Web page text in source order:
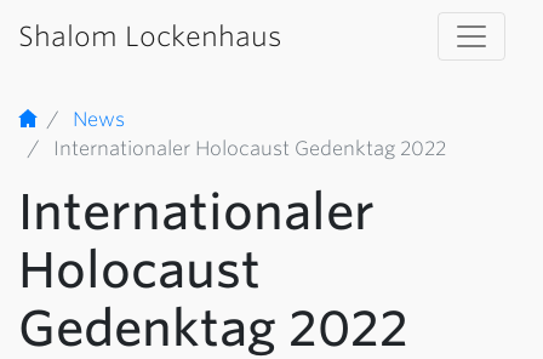
Shalom Lockenhaus
News
Internationaler Holocaust Gedenktag 2022
Internationaler
Holocaust
Gedenktag 2022